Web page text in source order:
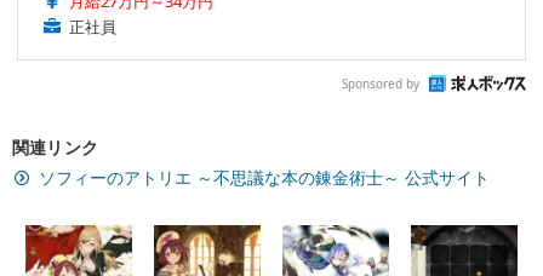
正社員
Sponsored by
関連リンク
ソフィーのアトリエ ～不思議な本の錬金術士～ 公式サイト